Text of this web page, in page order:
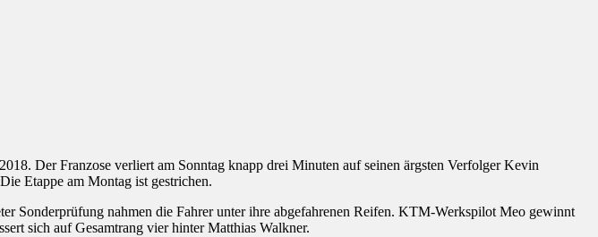
Der Franzose verliert am Sonntag knapp drei Minuten auf seinen ärgsten Verfolger Kevin
Etappe am Montag ist gestrichen.
Sonderprüfung nahmen die Fahrer unter ihre abgefahrenen Reifen. KTM-Werkspilot Meo gewinnt
sich auf Gesamtrang vier hinter Matthias Walkner.